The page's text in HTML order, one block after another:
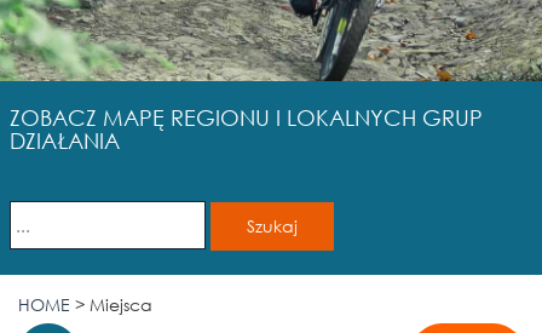
ZOBACZ MAPĘ REGIONU I LOKALNYCH GRUP
DZIAŁANIA
HOME > Miejsca